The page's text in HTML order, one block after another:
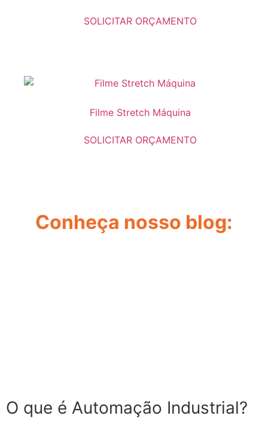
SOLICITAR ORÇAMENTO
Filme Stretch Máquina
SOLICITAR ORÇAMENTO
Conheça nosso blog:
O que é Automação Industrial?